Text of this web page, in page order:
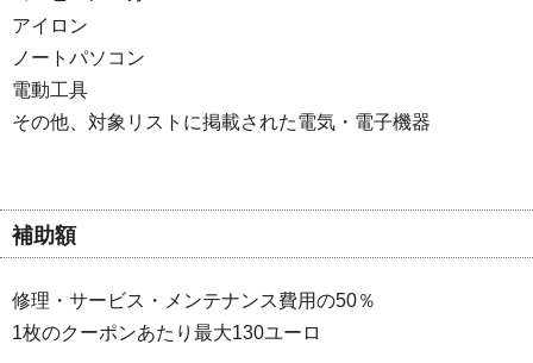
アイロン
ノートパソコン
電動工具
その他、対象リストに掲載された電気・電子機器
補助額
修理・サービス・メンテナンス費用の50％
1枚のクーポンあたり最大130ユーロ